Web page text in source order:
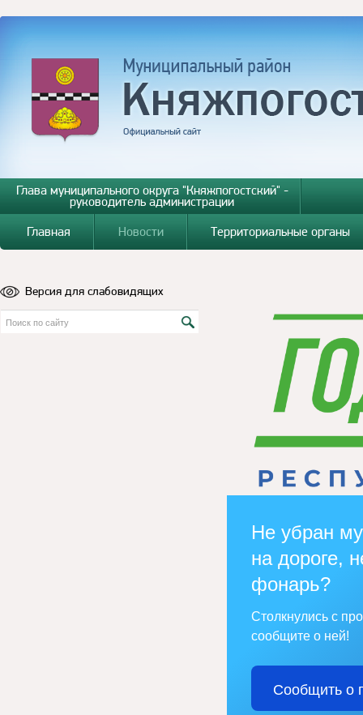
Глава муниципального округа "Княжпогостский" -
руководитель администрации
Главная
Новости Территориальные органы
Версия для слабовидящих
Не убран
на дороге,
фонарь?
Столкнулись с
сообщите о ней!
Сообщить о